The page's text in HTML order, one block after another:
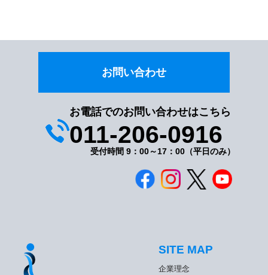
お問い合わせ
お電話でのお問い合わせはこちら
011-206-0916
受付時間 9：00～17：00（平日のみ）
SITE MAP
企業理念